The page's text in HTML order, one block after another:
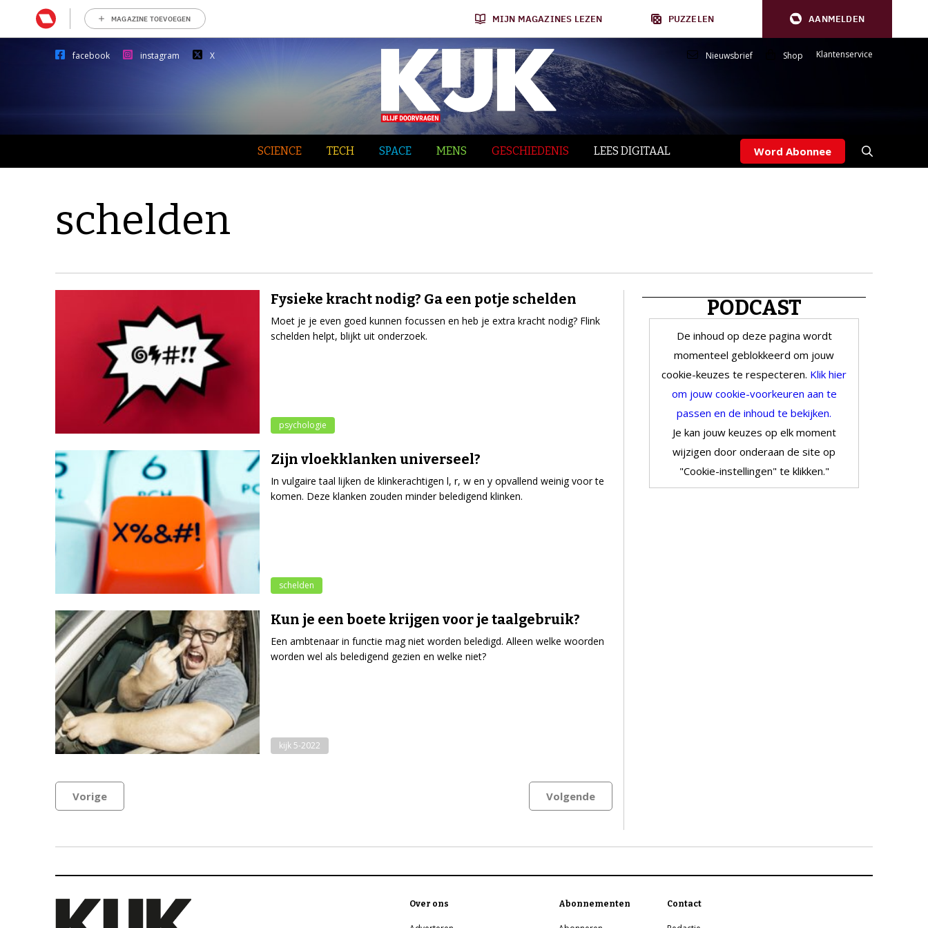
MAGAZINE TOEVOEGEN MIJN MAGAZINES LEZEN PUZZELEN AANMELDEN
facebook instagram X Nieuwsbrief Shop Klantenservice
SCIENCE TECH SPACE MENS GESCHIEDENIS LEES DIGITAAL Word Abonnee
schelden
Fysieke kracht nodig? Ga een potje schelden
Moet je je even goed kunnen focussen en heb je extra kracht nodig? Flink
schelden helpt, blijkt uit onderzoek.
psychologie
Zijn vloekklanken universeel?
In vulgaire taal lijken de klinkerachtigen l, r, w en y opvallend weinig voor te
komen. Deze klanken zouden minder beledigend klinken.
schelden
Kun je een boete krijgen voor je taalgebruik?
Een ambtenaar in functie mag niet worden beledigd. Alleen welke woorden
worden wel als beledigend gezien en welke niet?
kijk 5-2022
Vorige Volgende
PODCAST
De inhoud op deze pagina wordt
momenteel geblokkeerd om jouw
cookie-keuzes te respecteren. Klik hier
om jouw cookie-voorkeuren aan te
passen en de inhoud te bekijken.
Je kan jouw keuzes op elk moment
wijzigen door onderaan de site op
"Cookie-instellingen" te klikken."
Over ons Abonnementen Contact